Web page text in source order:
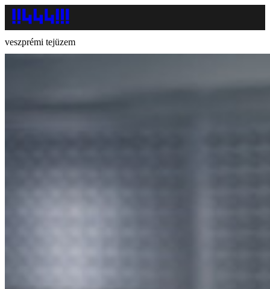
veszprémi tejüzem